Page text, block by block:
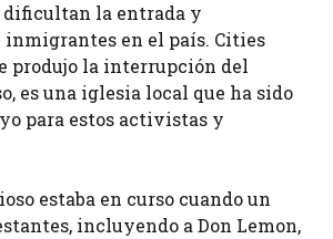
la entrada y
inmigrantes en el país. Cities
produjo la interrupción del
es una iglesia local que ha sido
para estos activistas y
estaba en curso cuando un
incluyendo a Don Lemon,